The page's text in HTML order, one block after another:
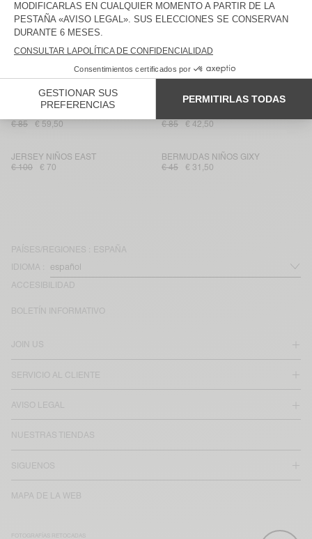
BERMUDAS HOMBRE BAILOW
€ 75
€ 52,50
BERMUDAS NIÑOS FIZVALLEY
€ 45
€ 31,50
BERMUDAS MUJER YSOLI
€ 80
€ 56
€ 85
€ 59,50
€ 85
€ 42,50
JERSEY NIÑOS EAST
€ 100
€ 70
BERMUDAS NIÑOS GIXY
€ 45
€ 31,50
PAÍSES/REGIONES : ESPAÑA
IDIOMA :
ACCESIBILIDAD
JOIN US
SERVICIO AL CLIENTE
AVISO LEGAL
NUESTRAS TIENDAS
SIGUENOS
MAPA DE LA WEB
BOLETÍN INFORMATIVO
FOTOGRAFÍAS RETOCADAS